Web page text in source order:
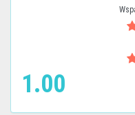
1.00